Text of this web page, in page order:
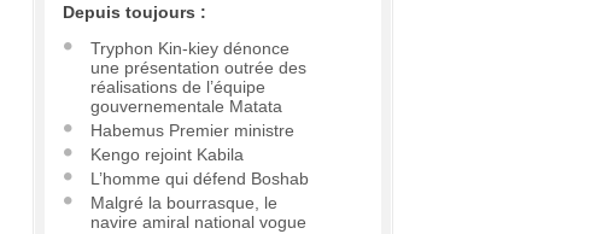
Depuis toujours :
Tryphon Kin-kiey dénonce
une présentation outrée des
réalisations de l’équipe
gouvernementale Matata
Habemus Premier ministre
Kengo rejoint Kabila
L’homme qui défend Boshab
Malgré la bourrasque, le
navire amiral national vogue